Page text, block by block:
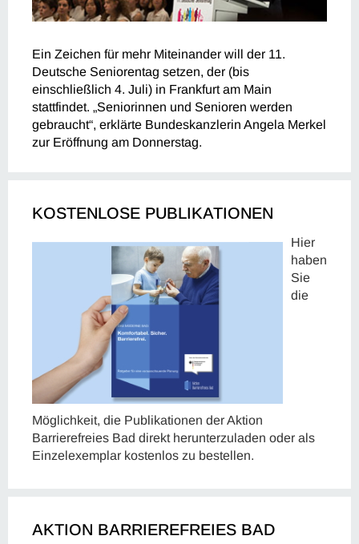
Ein Zeichen für mehr Miteinander will der 11.
Deutsche Seniorentag setzen, der (bis
einschließlich 4. Juli) in Frankfurt am Main
stattfindet. „Seniorinnen und Senioren werden
gebraucht“, erklärte Bundeskanzlerin Angela Merkel
zur Eröffnung am Donnerstag.
KOSTENLOSE PUBLIKATIONEN
Hier
haben
Sie
die
Möglichkeit, die Publikationen der Aktion
Barrierefreies Bad direkt herunterzuladen oder als
Einzelexemplar kostenlos zu bestellen.
AKTION BARRIEREFREIES BAD